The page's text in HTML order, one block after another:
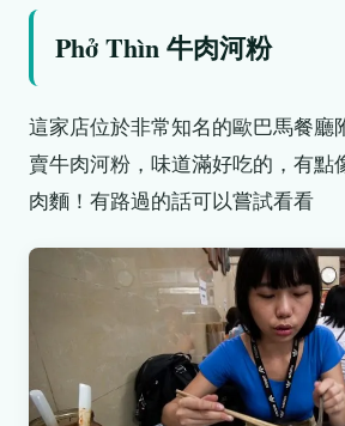
Phở Thìn 牛肉河粉
這家店位於非常知名的歐巴馬餐廳
賣牛肉河粉，味道滿好吃的，有點
肉麵！有路過的話可以嘗試看看